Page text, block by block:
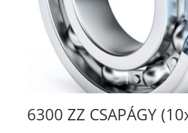
6300 ZZ CSAPÁGY